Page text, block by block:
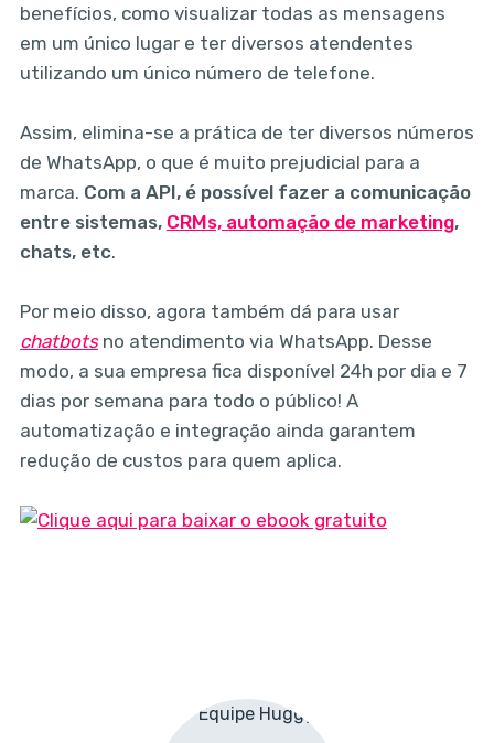
benefícios, como visualizar todas as mensagens
em um único lugar e ter diversos atendentes
utilizando um único número de telefone.
Assim, elimina-se a prática de ter diversos números
de WhatsApp, o que é muito prejudicial para a
marca. Com a API, é possível fazer a comunicação
entre sistemas, CRMs, automação de marketing,
chats, etc.
Por meio disso, agora também dá para usar
chatbots no atendimento via WhatsApp. Desse
modo, a sua empresa fica disponível 24h por dia e 7
dias por semana para todo o público! A
automatização e integração ainda garantem
redução de custos para quem aplica.